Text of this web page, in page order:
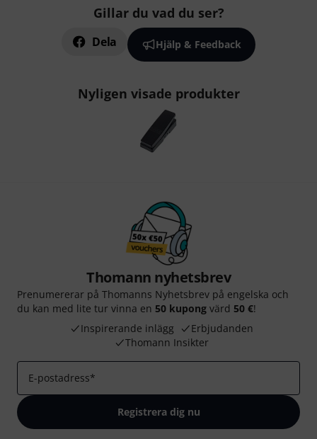
Gillar du vad du ser?
Dela Hjälp & Feedback
Nyligen visade produkter
Thomann nyhetsbrev
Prenumererar på Thomanns Nyhetsbrev på engelska och
du kan med lite tur vinna en 50 kupong värd 50 €!
Inspirerande inlägg
Erbjudanden
Thomann Insikter
E-postadress*
Registrera dig nu